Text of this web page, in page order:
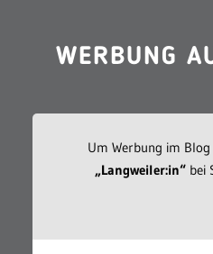
WERBUNG
Um Werbung im
„Langweiler:in“bei